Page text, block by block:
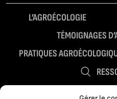
L’AGROÉCOLOGIE
TÉMOIGNAGES
PRATIQUES